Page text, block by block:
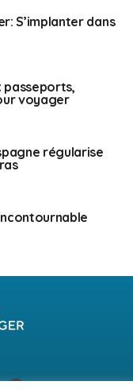
S’implanter dans
passeports,
voyager
régularise